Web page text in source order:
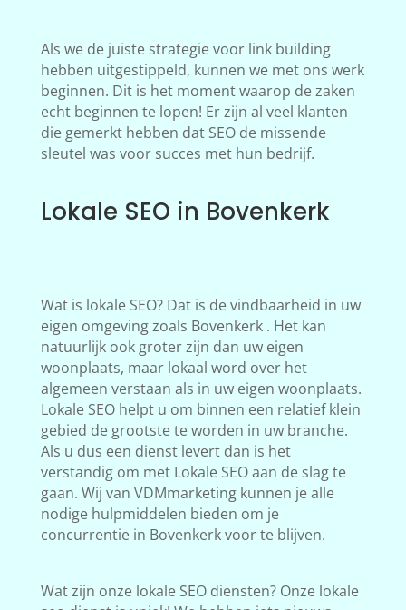
Als we de juiste strategie voor link building
hebben uitgestippeld, kunnen we met ons werk
beginnen. Dit is het moment waarop de zaken
echt beginnen te lopen! Er zijn al veel klanten
die gemerkt hebben dat SEO de missende
sleutel was voor succes met hun bedrijf.
Lokale SEO in Bovenkerk
Wat is lokale SEO? Dat is de vindbaarheid in uw
eigen omgeving zoals Bovenkerk . Het kan
natuurlijk ook groter zijn dan uw eigen
woonplaats, maar lokaal word over het
algemeen verstaan als in uw eigen woonplaats.
Lokale SEO helpt u om binnen een relatief klein
gebied de grootste te worden in uw branche.
Als u dus een dienst levert dan is het
verstandig om met Lokale SEO aan de slag te
gaan. Wij van VDMmarketing kunnen je alle
nodige hulpmiddelen bieden om je
concurrentie in Bovenkerk voor te blijven.
Wat zijn onze lokale SEO diensten? Onze lokale